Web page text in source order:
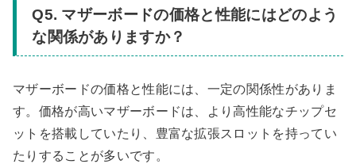
Q5. マザーボードの価格と性能にはどのよう
な関係がありますか？
マザーボードの価格と性能には、一定の関係性がありま
す。価格が高いマザーボードは、より高性能なチップセ
ットを搭載していたり、豊富な拡張スロットを持ってい
たりすることが多いです。